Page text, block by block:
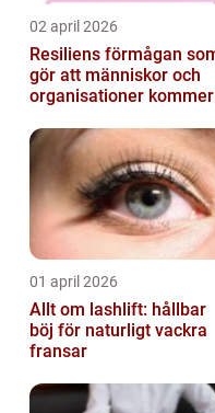
02 april 2026
Resiliens förmågan som
gör att människor och
organisationer kommer
01 april 2026
Allt om lashlift: hållbar
böj för naturligt vackra
fransar